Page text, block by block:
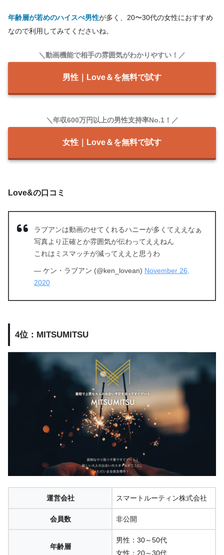
年齢層が若めのハイスぺ男性が多く、20〜30代の女性におすすめ
なので利用してみてくださいね。
＼動画機能で相手の雰囲気がわかりやすい！／
男性｜Love＆を無料で試す
＼年収600万円以上の男性支持率No.1！／
女性｜Love＆を無料で試す
Love&の口コミ
ラブアンは動画のせてくれるハニーが多くてええなぁ
写真より正確とか雰囲気が伝わってええねん
これはミスマッチが減ってええと思うわ
— ケン・ラブアン (@ken_lovean) November 26,
2020
4位：MITSUMITSU
運営会社 スマートルーティン株式会社
会員数 非公開
年齢層
男性：30～50代
女性：20～30代